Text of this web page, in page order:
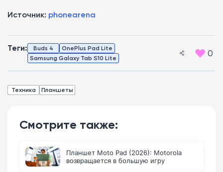
Источник: phonearena
Теги: Buds 4
OnePlus Pad Lite
Samsung Galaxy Tab S10 Lite
0
Техника Планшеты
Смотрите также:
Планшет Moto Pad (2026): Motorola
возвращается в большую игру